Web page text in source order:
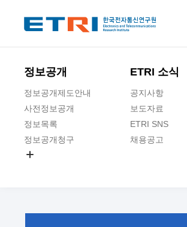
정보공개
정보공개제도안내
사전정보공개
정보목록
정보공개청구
ETRI 소식
공지사항
보도자료
ETRI SNS
채용공고